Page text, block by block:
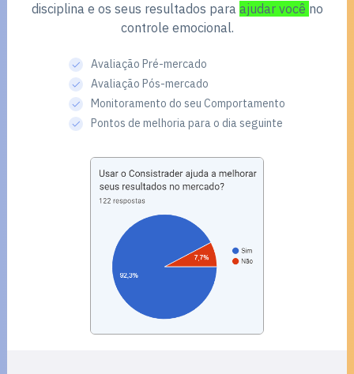
disciplina e os seus resultados para ajudar você no
controle emocional.
Avaliação Pré-mercado
Avaliação Pós-mercado
Monitoramento do seu Comportamento
Pontos de melhoria para o dia seguinte